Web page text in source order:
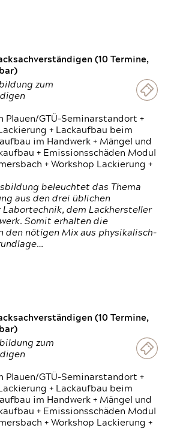
(10 Termine,
zum
Plauen/GTÜ-Seminarstandort +
+ Lackaufbau beim
im Handwerk + Mängel und
+ Emissionsschäden Modul
+ Workshop Lackierung +
beleuchtet das Thema
aus den drei üblichen
Labortechnik, dem Lackhersteller
Somit erhalten die
den nötigen Mix aus physikalisch-
(10 Termine,
zum
Plauen/GTÜ-Seminarstandort +
+ Lackaufbau beim
im Handwerk + Mängel und
+ Emissionsschäden Modul
+ Workshop Lackierung +